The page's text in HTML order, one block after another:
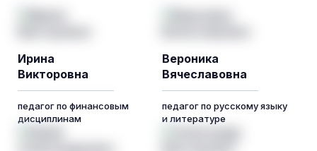
Ирина
Викторовна
педагог по финансовым
дисциплинам
Вероника
Вячеславовна
педагог по русскому языку
и литературе